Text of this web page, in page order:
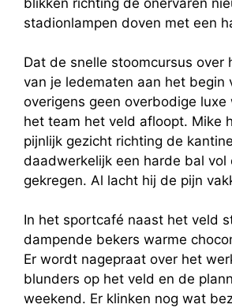
blikken richting de onervaren
stadionlampen doven met een
Dat de snelle stoomcursus over
van je ledematen aan het begin
overigens geen overbodige luxe
het team het veld afloopt. Mike
pijnlijk gezicht richting de
daadwerkelijk een harde bal vol
gekregen. Al lacht hij de pijn
In het sportcafé naast het veld
dampende bekers warme
Er wordt nagepraat over het
blunders op het veld en de
weekend. Er klinken nog wat